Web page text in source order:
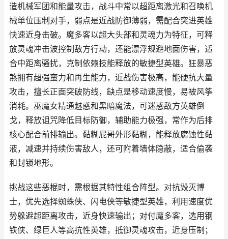
造机械军团和能量攻击，战斗中常以超距离激光和召唤机
械单位压制对手，弱点是近战防御薄弱，需配合突进英雄
快速近身击破。魔多客以超大头部和灵魂力为特征，可释
放灵魂冲击波控制敌方行动，还能漂浮规避地面伤害，适
合中距离骚扰，克制依赖技能释放的敏捷型英雄。狂暴恶
煞拥有超强蛮力和再生能力，近战伤害极高，能硬抗大量
攻击，擅长正面突破防线，缺点是移动速度慢，易被风筝
消耗。巫魔女精通魅惑和黑暗魔法，可迷惑敌方英雄倒
戈，释放诅咒降低目标防御，辅助能力极强，常作为后排
核心配合前排输出。黏糊屁哥外形黏糊，能释放腐蚀性黏
液，减速并持续伤害敌人，还可附着墙体隐蔽，适合偷袭
和封锁地形。
挑战这些恶棍时，需根据其特性组合阵型。对抗毁灭博
士，优先选择蜘蛛侠、闪电侠等敏捷型英雄，利用速度优
势躲避超距离攻击，近身快速输出；对付魔多客，选用钢
铁侠、绿巨人等高抗性英雄，抵御灵魂攻击，近身压制；